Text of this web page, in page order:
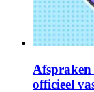
officieel